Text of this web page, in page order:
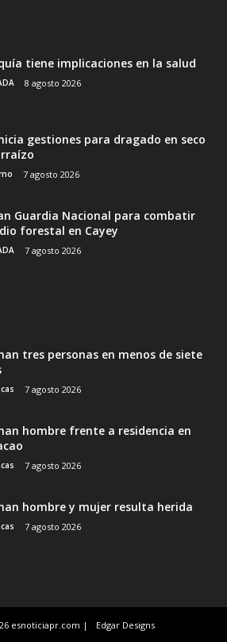
tiene implicaciones en la salud
8 agosto 2026
gestiones para dragado en seco
7 agosto 2026
Guardia Nacional para combatir
forestal en Cayey
7 agosto 2026
tres personas en menos de siete
7 agosto 2026
hombre frente a residencia en
7 agosto 2026
hombre y mujer resulta herida
7 agosto 2026
esnoticiapr.com | Edgar Designs